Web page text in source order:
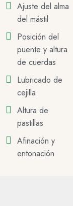
Ajuste del alma
del mástil
Posición del
puente y altura
de cuerdas
Lubricado de
cejilla
Altura de
pastillas
Afinación y
entonación